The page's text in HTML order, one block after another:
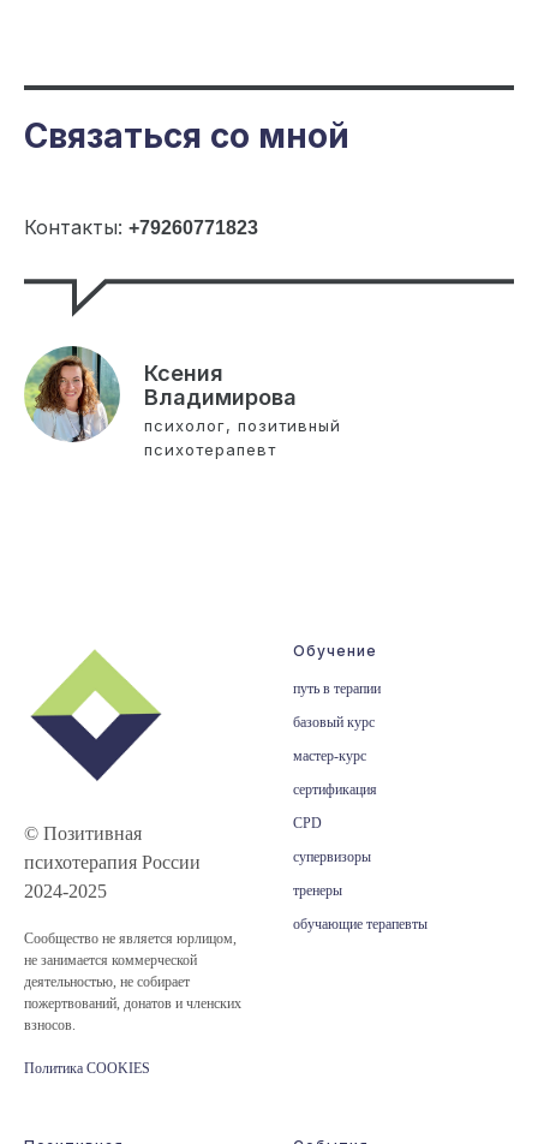
Связаться со мной
Контакты: +79260771823
Ксения
Владимирова
психолог, позитивный
психотерапевт
© Позитивная
психотерапия России
2024-2025
Сообщество не является юрлицом,
не занимается коммерческой
деятельностью, не собирает
пожертвований, донатов и членских
взносов.
Политика COOKIES
Обучение
путь в терапии
базовый курс
мастер-курс
сертификация
CPD
супервизоры
тренеры
обучающие терапевты